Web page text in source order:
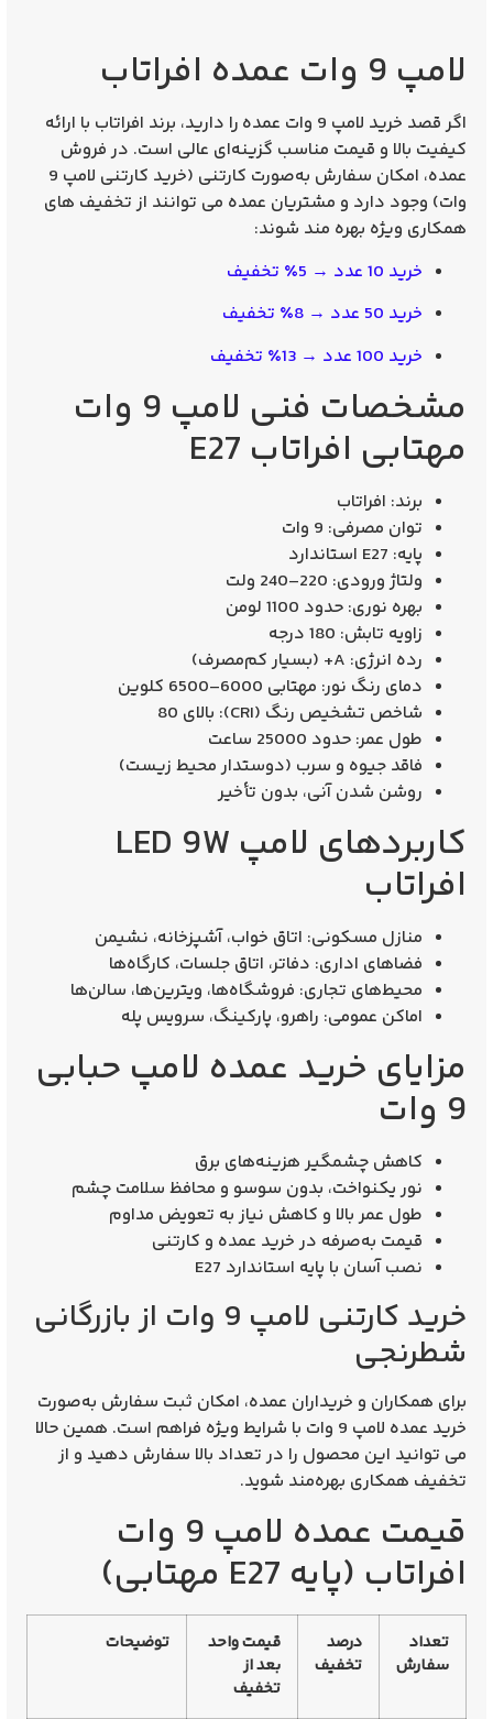
لامپ 9 وات عمده افراتاب
اگر قصد خرید لامپ 9 وات عمده
را دارید، برند افراتاب با ارائه
کیفیت بالا و قیمت مناسب گزینه‌ای عالی است. در فروش
عمده، امکان سفارش به‌صورت
کارتنی (خرید کارتنی لامپ 9
وات) وجود دارد و مشتریان عمده می‌ توانند از تخفیف‌ های
همکاری ویژه بهره‌ مند شوند:
خرید 10 عدد → 5٪ تخفیف
خرید 50 عدد → 8٪ تخفیف
خرید 100 عدد → 13٪ تخفیف
مشخصات فنی لامپ 9 وات
مهتابی افراتاب E27
برند: افراتاب
توان مصرفی: 9 وات
پایه: E27 استاندارد
ولتاژ ورودی: 220–240 ولت
بهره نوری: حدود 1100 لومن
زاویه تابش: 180 درجه
رده انرژی: A+ (بسیار کم‌مصرف)
دمای رنگ نور: مهتابی 6000–6500 کلوین
شاخص تشخیص رنگ (CRI): بالای 80
طول عمر: حدود 25000 ساعت
فاقد جیوه و سرب (دوستدار محیط‌ زیست)
روشن شدن آنی، بدون تأخیر
کاربردهای لامپ LED 9W
افراتاب
منازل مسکونی: اتاق خواب، آشپزخانه، نشیمن
فضاهای اداری: دفاتر، اتاق جلسات، کارگاه‌ها
محیط‌های تجاری: فروشگاه‌ها، ویترین‌ها، سالن‌ها
اماکن عمومی: راهرو، پارکینگ، سرویس پله
مزایای خرید عمده لامپ حبابی
9 وات
کاهش چشمگیر هزینه‌های برق
نور یکنواخت، بدون سوسو و محافظ سلامت چشم
طول عمر بالا و کاهش نیاز به تعویض مداوم
قیمت به‌صرفه در خرید عمده و کارتنی
نصب آسان با پایه استاندارد E27
خرید کارتنی لامپ 9 وات از بازرگانی
شطرنجی
برای همکاران و خریداران عمده، امکان ثبت سفارش به‌صورت
خرید عمده لامپ 9 وات
با شرایط ویژه فراهم است. همین حالا
می‌ توانید این محصول را در تعداد بالا سفارش دهید و از
تخفیف همکاری بهره‌مند شوید.
قیمت عمده لامپ 9 وات
افراتاب (پایه E27 مهتابی)
تعداد
سفارش
درصد
تخفیف
قیمت واحد
بعد از
تخفیف
توضیحات